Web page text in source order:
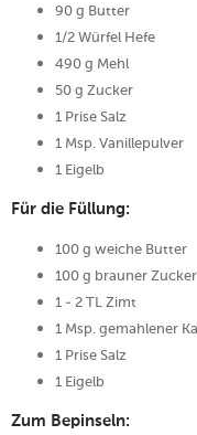
90 g Butter
1/2 Würfel Hefe
490 g Mehl
50 g Zucker
1 Prise Salz
1 Msp. Vanillepulver
1 Eigelb
Für die Füllung:
100 g weiche Butter
100 g brauner Zucker
1 - 2 TL Zimt
1 Msp. gemahlener
1 Prise Salz
1 Eigelb
Zum Bepinseln: